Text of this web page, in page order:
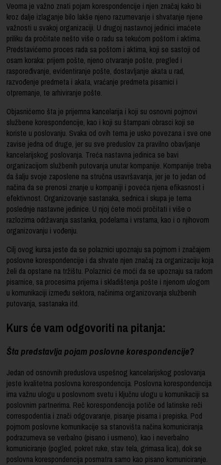
Veoma je važno znati pojam korespondencije i njen značaj kako bi
kroz dalje izlaganje bilo lakše njeno razumevanje i shvatanje njene
važnosti u svakoj organizaciji. U drugoj nastavnoj jedinici imaćete
priliku da pročitate nešto više o radu sa tekućom poštom i aktima.
Predstavićemo proces rada sa poštom i aktima, koji se sastoji od
osam koraka: prijem pošte, njeno otvaranje pošte, pregled i
raspoređivanje, evidentiranje pošte, dostavljanje akata u rad,
razvođenje predmeta i akata, vraćanje predmeta pisarnici i
otpremanje, te arhiviranje pošte.
Objasnićemo šta je prijemna kancelarija i koji su osnovni pojmovi
službene korespondencije, kao i koji su štampani obrasci koji se
koriste u poslovanju. Svaka od ovih tema je usko povezana i sve one
zavise jedna od druge, jer su sve preduslov za pravilno obavljanje
kancelarijskog poslovanja. Treća nastavna jedinica se bavi
organizacijom službenih putovanja unutar kompanije. Kompanije treba
da šalju svoje zaposlene na stručna usavršavanja, jer je to jedan od
načina da se prenosi znanje u kompaniji i poveća njena efikasnost i
efektivnost. Organizovanje sastanaka, sednica i skupa je tema
poslednje nastavne jedinice. U njoj ćete moći pročitati i više o
razlozima održavanja sastanka, podelama i vrstama, kao i o njihovom
organizovanju i vođenju.
Cilj ovog kursa jeste da se polaznici upoznaju sa pojmom i značajem
poslovne korespondencije i da shvate njen značaj za organizaciju koja
želi da opstane na tržištu. Polaznici će moći da se upoznaju sa radom
pisarnice, sa procesima prijema i skladištenja pošte i njenom ulogom
u komunikaciji između sektora, načinima organizovanja službenih
putovanja, sastanaka itd.
Kurs će vam odgovoriti na pitanja:
Šta predstavlja pojam poslovne korespondencije?
Jedan od osnovnih preduslova uspešnog kancelarijskog poslovanja
jeste kvalitetna poslovna korespondencija. Poslovna korespondencija
ima važnu ulogu u poslovnom svetu i ključnu ulogu u komunikaciji sa
poslovnim partnerima. Reč korespondencija potiče od latinske reči
correspodentia i znači odgovaranje, pisanje pisama i prepiska. Pod
pojmom poslovne komunikacije sa stanovišta načina komuniciranja
podrazumeva se verbalno (pisano i usmeno), kao i neverbalno
komuniciranje (pogled, pokret ruke, stav tela, grimasa lica), dok se
poslovna korespondencija posmatra samo kao pisano komuniciranje.